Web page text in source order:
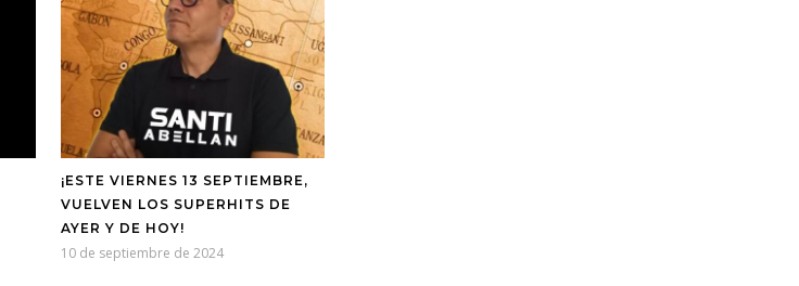
¡ESTE VIERNES 13 SEPTIEMBRE,
VUELVEN LOS SUPERHITS DE
AYER Y DE HOY!
10 de septiembre de 2024